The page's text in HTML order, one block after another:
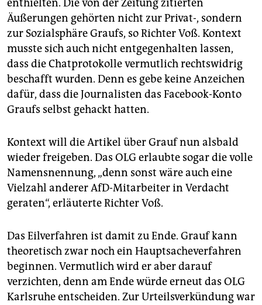
enthielten. Die von der Zeitung zitierten
Äußerungen gehörten nicht zur Privat-, sondern
zur Sozialsphäre Graufs, so Richter Voß. Kontext
musste sich auch nicht entgegenhalten lassen,
dass die Chatprotokolle vermutlich rechtswidrig
beschafft wurden. Denn es gebe keine Anzeichen
dafür, dass die Journalisten das Facebook-Konto
Graufs selbst gehackt hatten.
Kontext will die Artikel über Grauf nun alsbald
wieder freigeben. Das OLG erlaubte sogar die volle
Namensnennung, „denn sonst wäre auch eine
Vielzahl anderer AfD-Mitarbeiter in Verdacht
geraten“, erläuterte Richter Voß.
Das Eilverfahren ist damit zu Ende. Grauf kann
theoretisch zwar noch ein Hauptsacheverfahren
beginnen. Vermutlich wird er aber darauf
verzichten, denn am Ende würde erneut das OLG
Karlsruhe entscheiden. Zur Urteilsverkündung war